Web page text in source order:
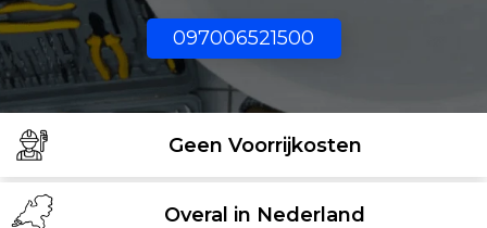
097006521500
Geen Voorrijkosten
Overal in Nederland